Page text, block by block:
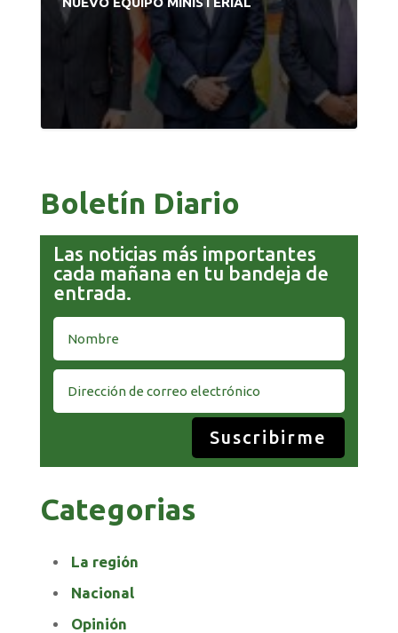
Boletín Diario
Las noticias más importantes
cada mañana en tu bandeja de
entrada.
Suscribirme
Categorias
La región
Nacional
Opinión